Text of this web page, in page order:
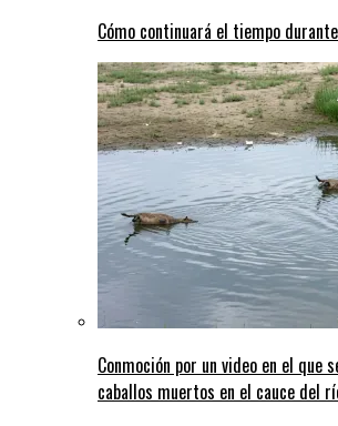
Cómo continuará el tiempo
Conmoción por un video en el que
caballos muertos en el cauce del